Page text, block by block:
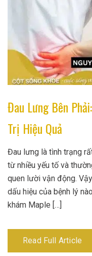
Đau Lưng Bên
Trị Hiệu Quả
Đau lưng là tình trạng
từ nhiều yếu tố và
quen lười vận động.
dấu hiệu của bệnh lý
khám Maple […]
Read Full Article